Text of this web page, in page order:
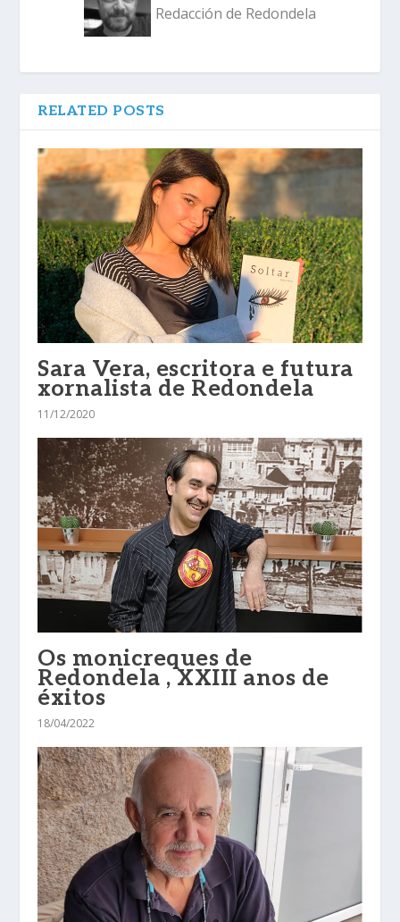
Redacción de Redondela
RELATED POSTS
Sara Vera, escritora e futura
xornalista de Redondela
11/12/2020
Os monicreques de
Redondela , XXIII anos de
éxitos
18/04/2022